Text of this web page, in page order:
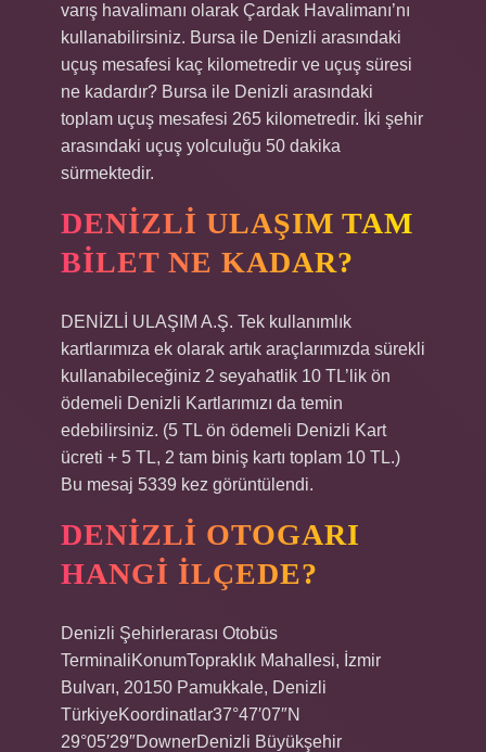
varış havalimanı olarak Çardak Havalimanı’nı
kullanabilirsiniz. Bursa ile Denizli arasındaki
uçuş mesafesi kaç kilometredir ve uçuş süresi
ne kadardır? Bursa ile Denizli arasındaki
toplam uçuş mesafesi 265 kilometredir. İki şehir
arasındaki uçuş yolculuğu 50 dakika
sürmektedir.
DENIZLI ULAŞIM TAM
BILET NE KADAR?
DENİZLİ ULAŞIM A.Ş. Tek kullanımlık
kartlarımıza ek olarak artık araçlarımızda sürekli
kullanabileceğiniz 2 seyahatlik 10 TL’lik ön
ödemeli Denizli Kartlarımızı da temin
edebilirsiniz. (5 TL ön ödemeli Denizli Kart
ücreti + 5 TL, 2 tam biniş kartı toplam 10 TL.)
Bu mesaj 5339 kez görüntülendi.
DENIZLI OTOGARI
HANGI ILÇEDE?
Denizli Şehirlerarası Otobüs
TerminaliKonumTopraklık Mahallesi, İzmir
Bulvarı, 20150 Pamukkale, Denizli
TürkiyeKoordinatlar37°47′07″N
29°05′29″DownerDenizli Büyükşehir